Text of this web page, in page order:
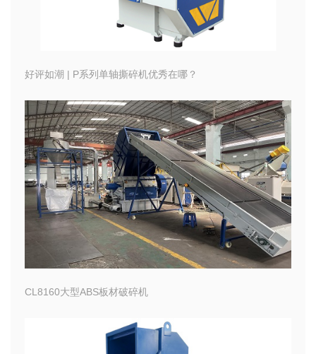
好评如潮 | P系列单轴撕碎机优秀在哪？
CL8160大型ABS板材破碎机